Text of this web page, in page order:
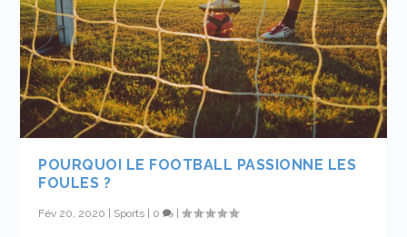
POURQUOI LE FOOTBALL PASSIONNE LES
FOULES ?
Fév 20, 2020 Sports 0 |